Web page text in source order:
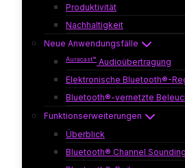
Produktivität
Nachhaltigkeit
Neue Anwendungsfälle
Auracast™ Audioübertragung
Elektronische Bluetooth®-
Bluetooth®-vernetzte
Funktionserweiterungen
Überblick
Bluetooth® Channel Sounding